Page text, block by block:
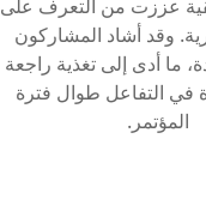
وقد أشاد المشاركون
ما أدى إلى تغذية راجعة
في التفاعل طوال فترة
المؤتمر.